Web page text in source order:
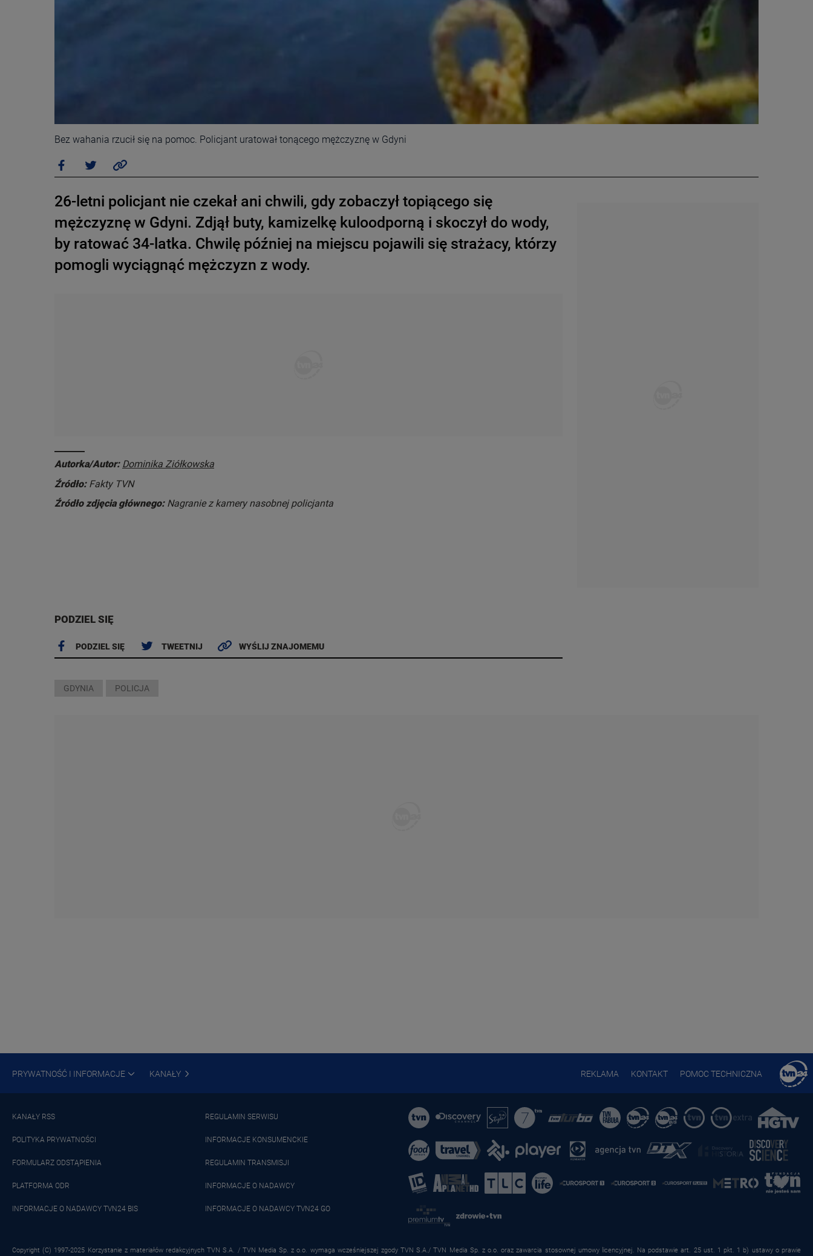
Bez wahania rzucił się na pomoc. Policjant uratował tonącego mężczyznę w Gdyni
26-letni policjant nie czekał ani chwili, gdy zobaczył topiącego się
mężczyznę w Gdyni. Zdjął buty, kamizelkę kuloodporną i skoczył do wody,
by ratować 34-latka. Chwilę później na miejscu pojawili się strażacy, którzy
pomogli wyciągnąć mężczyzn z wody.
Autorka/Autor: Dominika Ziółkowska
Źródło: Fakty TVN
Źródło zdjęcia głównego: Nagranie z kamery nasobnej policjanta
PODZIEL SIĘ
PODZIEL SIĘ TWEETNIJ WYŚLIJ ZNAJOMEMU
GDYNIA POLICJA
PRYWATNOŚĆ I INFORMACJE KANAŁY REKLAMA KONTAKT POMOC TECHNICZNA
KANAŁY RSS REGULAMIN SERWISU
POLITYKA PRYWATNOŚCI INFORMACJE KONSUMENCKIE
FORMULARZ ODSTĄPIENIA REGULAMIN TRANSMISJI
PLATFORMA ODR INFORMACJE O NADAWCY
INFORMACJE O NADAWCY TVN24 BIS INFORMACJE O NADAWCY TVN24 GO
Copyright (C) 1997-2025 Korzystanie z materiałów redakcyjnych TVN S.A. / TVN Media Sp. z o.o. wymaga wcześniejszej zgody TVN S.A./ TVN Media Sp. z o.o. oraz zawarcia stosownej umowy licencyjnej. Na podstawie art. 25 ust. 1 pkt. 1 b) ustawy o prawie